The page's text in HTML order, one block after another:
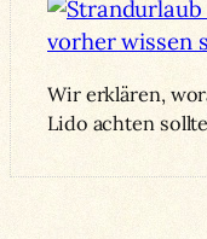
Wir erklären,
Lido achten